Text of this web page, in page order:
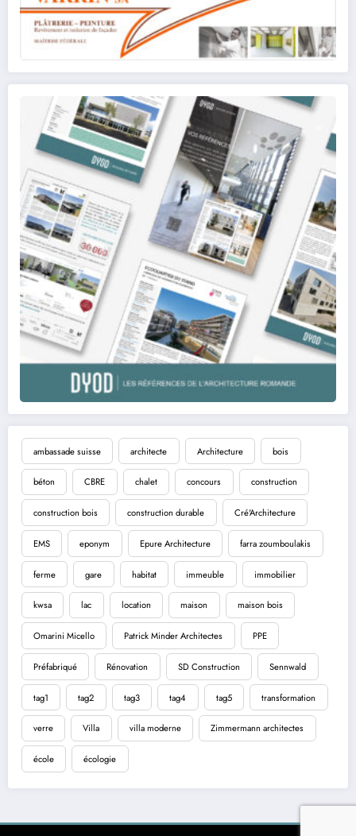
ambassade suisse architecte Architecture bois
béton CBRE chalet concours construction
construction bois construction durable Cré'Architecture
EMS eponym Epure Architecture farra zoumboulakis
ferme gare habitat immeuble immobilier
kwsa lac location maison maison bois
Omarini Micello Patrick Minder Architectes PPE
Préfabriqué Rénovation SD Construction Sennwald
tag1 tag2 tag3 tag4 tag5 transformation
verre Villa villa moderne Zimmermann architectes
école écologie